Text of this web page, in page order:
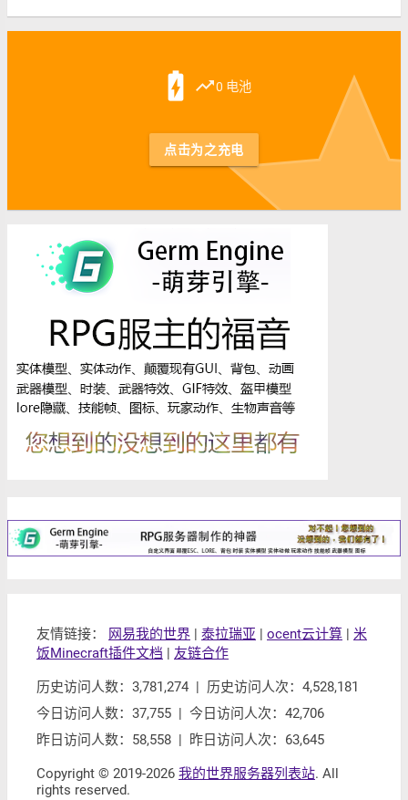
battery_charging_full trending_up0 电池
点击为之充电
友情链接： 网易我的世界 | 泰拉瑞亚 | ocent云计算 | 米
饭Minecraft插件文档 | 友链合作
历史访问人数：3,781,274 | 历史访问人次：4,528,181
今日访问人数：37,755 | 今日访问人次：42,706
昨日访问人数：58,558 | 昨日访问人次：63,645
Copyright © 2019-2026 我的世界服务器列表站. All
rights reserved.